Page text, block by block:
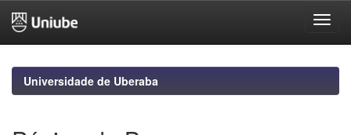
navigationUniversidade de Uberaba